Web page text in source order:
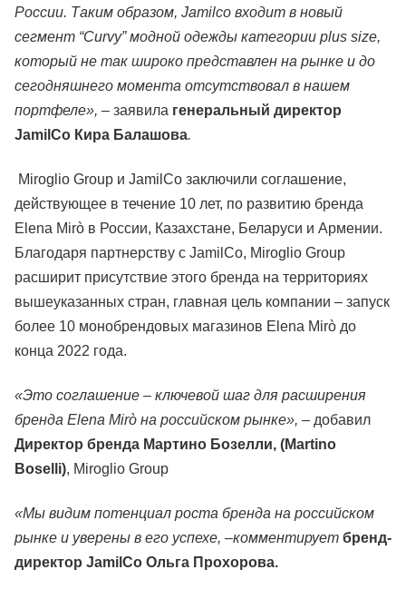
России. Таким образом, Jamilco входит в новый
сегмент “Curvy” модной одежды категории plus size,
который не так широко представлен на рынке и до
сегодняшнего момента отсутствовал в нашем
портфеле», – заявила генеральный директор
JamilСo Кира Балашова.
Miroglio Group и JamilСo заключили соглашение,
действующее в течение 10 лет, по развитию бренда
Elena Mirò в России, Казахстане, Беларуси и Армении.
Благодаря партнерству с JamilСo, Miroglio Group
расширит присутствие этого бренда на территориях
вышеуказанных стран, главная цель компании – запуск
более 10 монобрендовых магазинов Elena Mirò до
конца 2022 года.
«Это соглашение – ключевой шаг для расширения
бренда Elena Mirò на российском рынке», – добавил
Директор бренда Мартино Бозелли, (Martino
Boselli), Miroglio Group
«Мы видим потенциал роста бренда на российском
рынке и уверены в его успехе, –комментирует бренд-
директор JamilCo Ольга Прохорова.